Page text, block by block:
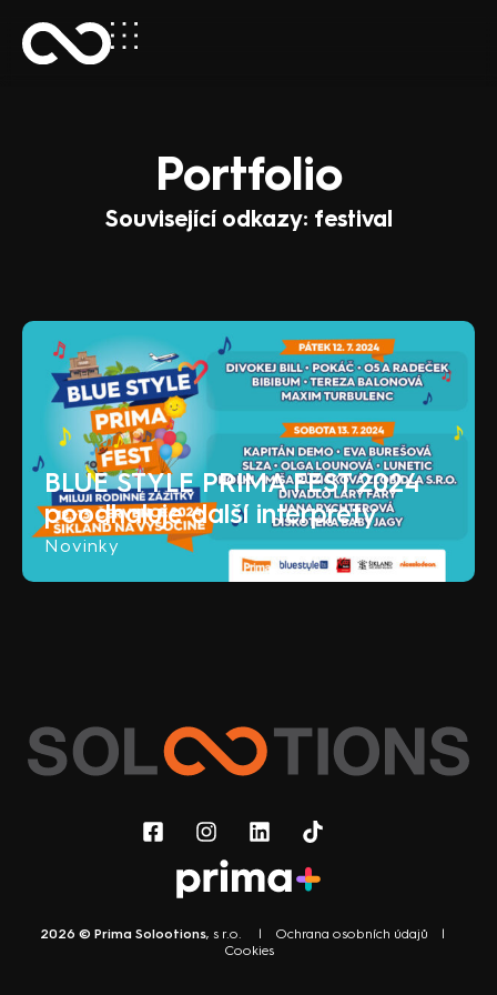
Portfolio
Související odkazy: festival
BLUE STYLE PRIMA FEST 2024
poodhaluje další interprety
Novinky
2026 © Prima Solootions, s r.o. | Ochrana osobních údajů |
Cookies